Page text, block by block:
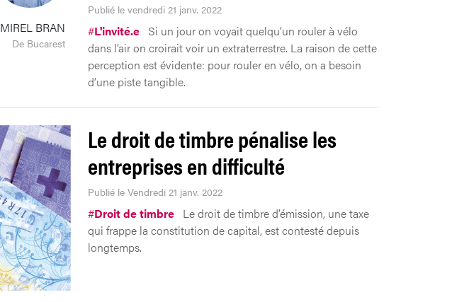
MIREL BRAN
De Bucarest
Publié le vendredi 21 janv. 2022
#L'invité.e Si un jour on voyait quelqu’un rouler à vélo
dans l’air on croirait voir un extraterrestre. La raison de cette
perception est évidente: pour rouler en vélo, on a besoin
d’une piste tangible.
Le droit de timbre pénalise les
entreprises en difficulté
Publié le Vendredi 21 janv. 2022
#Droit de timbre Le droit de timbre d’émission, une taxe
qui frappe la constitution de capital, est contesté depuis
longtemps.